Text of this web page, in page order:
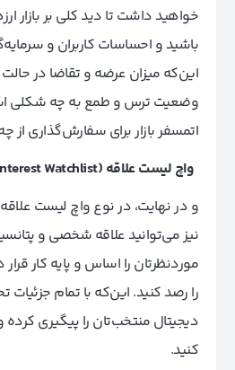
خواهید داشت تا دید کلی بر بازار
باشید و احساسات کاربران و
این‌که میزان عرضه و تقاضا در
وضعیت ترس و طمع به چه شکلی
اتمسفر بازار برای سفارش‌گذاری از
واچ لیست علاقه (Interest Watchlist)
نیز می‌توانید علاقه شخصی و
مورد‌نظرتان را اساس و پایه کار قرار
را رصد کنید. این‌که با تمام جزئیات
دیجیتال منتخب‌تان را پیگیری
کنید.